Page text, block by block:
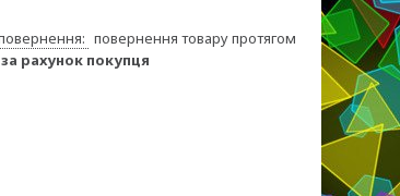
повернення товару протягом
за рахунок покупця